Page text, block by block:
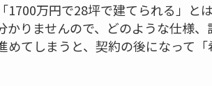
1700万円で28坪で建てられる」と
りませんので、どのような仕様
めてしまうと、契約の後になって